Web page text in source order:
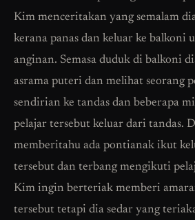
Kim menceritakan yang semalam
kerana panas dan keluar ke balkoni
anginan. Semasa duduk di balkoni
asrama puteri dan melihat seorang
sendirian ke tandas dan beberapa
pelajar tersebut keluar dari tandas.
memberitahu ada pontianak ikut
tersebut dan terbang mengikuti
Kim ingin berteriak memberi
tersebut tetapi dia sedar yang